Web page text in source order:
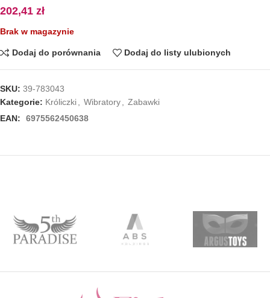
202,41 zł
Brak w magazynie
Dodaj do porównania Dodaj do listy ulubionych
SKU: 39-783043
Kategorie: Króliczki Wibratory
Zabawki
EAN:
6975562450638